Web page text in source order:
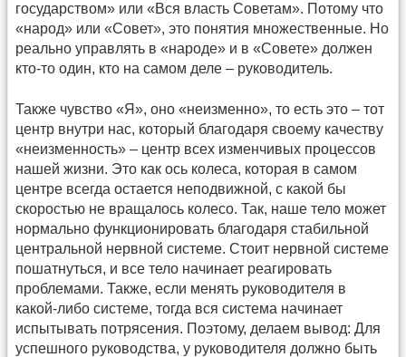
государством» или «Вся власть Советам». Потому что
«народ» или «Совет», это понятия множественные. Но
реально управлять в «народе» и в «Совете» должен
кто-то один, кто на самом деле – руководитель.
Также чувство «Я», оно «неизменно», то есть это – тот
центр внутри нас, который благодаря своему качеству
«неизменность» – центр всех изменчивых процессов
нашей жизни. Это как ось колеса, которая в самом
центре всегда остается неподвижной, с какой бы
скоростью не вращалось колесо. Так, наше тело может
нормально функционировать благодаря стабильной
центральной нервной системе. Стоит нервной системе
пошатнуться, и все тело начинает реагировать
проблемами. Также, если менять руководителя в
какой-либо системе, тогда вся система начинает
испытывать потрясения. Поэтому, делаем вывод: Для
успешного руководства, у руководителя должно быть